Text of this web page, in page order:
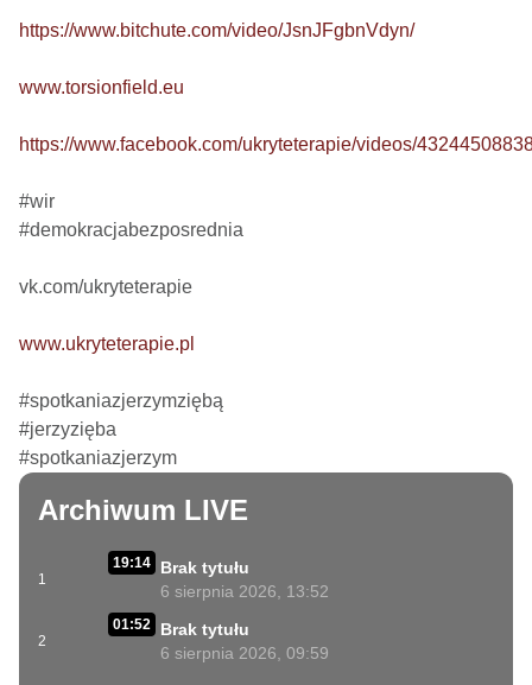
https://www.bitchute.com/video/JsnJFgbnVdyn/
www.torsionfield.eu
https://www.facebook.com/ukryteterapie/videos/
#wir
#demokracjabezposrednia
vk.com/ukryteterapie
www.ukryteterapie.pl
#spotkaniazjerzymziębą
#jerzyzięba
#spotkaniazjerzym
Archiwum LIVE
1
19:14
Brak tytułu
6 sierpnia 2026, 13:52
2
01:52
Brak tytułu
6 sierpnia 2026, 09:59